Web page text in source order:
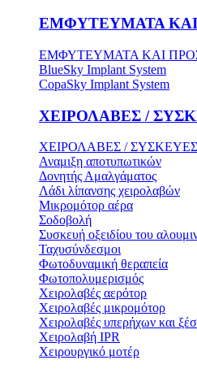
ΕΜΦΥΤΕΥΜΑΤΑ
ΕΜΦΥΤΕΥΜΑΤΑ ΚΑΙ
BlueSky Implant System
CopaSky Implant System
ΧΕΙΡΟΛΑΒΕΣ /
ΧΕΙΡΟΛΑΒΕΣ / ΣΥΣΚΕΥΕΣ
Αναμιξη αποτυπωτικών
Δονητής Αμαλγάματος
Λάδι λίπανσης χειρολαβών
Μικρομότορ αέρα
Σοδοβολή
Συσκευή οξειδίου του
Ταχυσύνδεσμοι
Φωτοδυναμική θεραπεία
Φωτοπολυμερισμός
Χειρολαβές αερότορ
Χειρολαβές μικρομότορ
Χειρολαβές υπερήχων και
Χειρολαβή IPR
Χειρουργικό μοτέρ